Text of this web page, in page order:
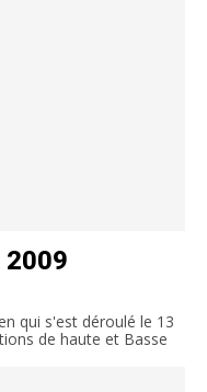
2009
qui s'est déroulé le 13
de haute et Basse